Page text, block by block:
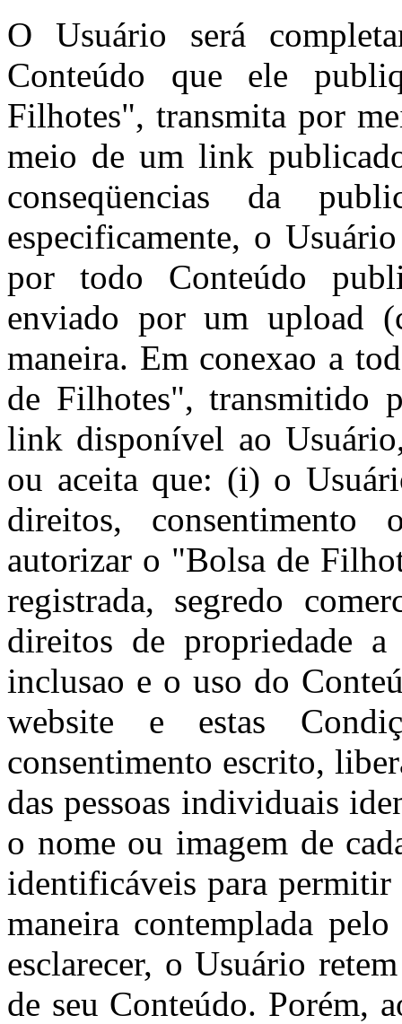
O Usuário será
Conteúdo que ele
Filhotes", transmita por
meio de um link
conseqüencias da
especificamente, o
por todo Conteúdo
enviado por um upload
maneira. Em conexao a
de Filhotes", transmitido
link disponível ao
ou aceita que: (i) o
direitos,
autorizar o "Bolsa de
registrada, segredo
direitos de propriedade
inclusao e o uso do
website e estas
consentimento escrito,
das pessoas individuais
o nome ou imagem de
identificáveis para
maneira contemplada
esclarecer, o Usuário
de seu Conteúdo. Porém,